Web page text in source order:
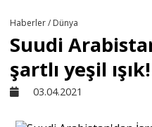
Haberler / Dünya
Suudi
şartlı yeşil ışık!
03.04.2021